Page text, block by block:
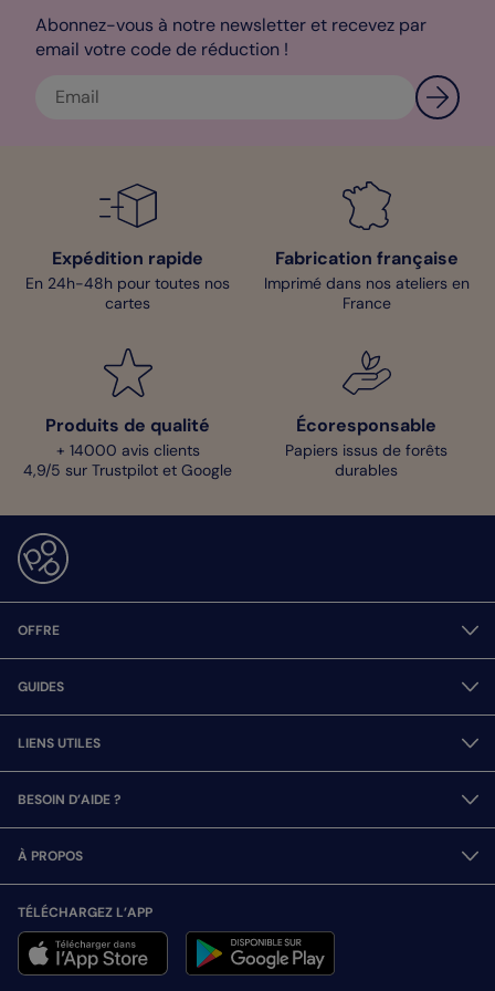
Abonnez-vous à notre newsletter et recevez par
email votre code de réduction !
Expédition rapide
En 24h-48h pour toutes nos
cartes
Fabrication française
Imprimé dans nos ateliers en
France
Produits de qualité
+ 14000 avis clients
4,9/5 sur Trustpilot et Google
Écoresponsable
Papiers issus de forêts
durables
OFFRE
GUIDES
LIENS UTILES
BESOIN D’AIDE ?
À PROPOS
TÉLÉCHARGEZ L’APP